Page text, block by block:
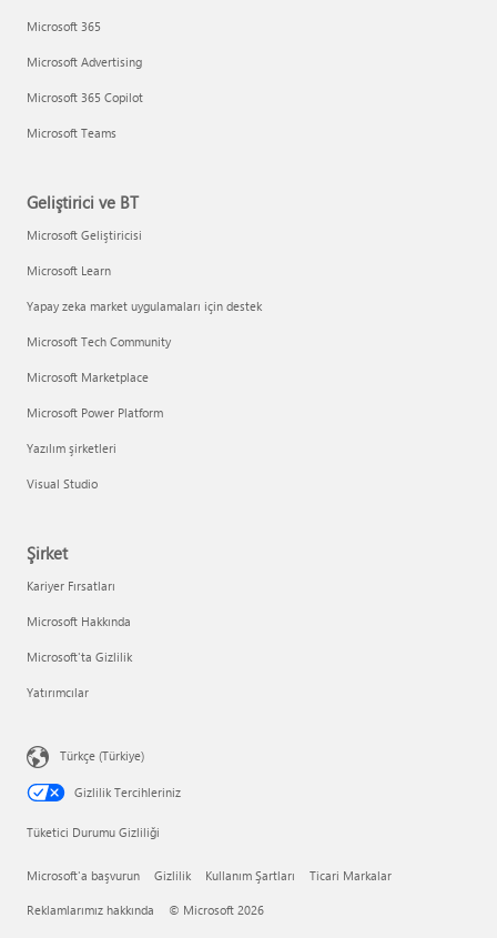
Microsoft 365
Microsoft Advertising
Microsoft 365 Copilot
Microsoft Teams
Geliştirici ve BT
Microsoft Geliştiricisi
Microsoft Learn
Yapay zeka market uygulamaları için destek
Microsoft Tech Community
Microsoft Marketplace
Microsoft Power Platform
Yazılım şirketleri
Visual Studio
Şirket
Kariyer Fırsatları
Microsoft Hakkında
Microsoft'ta Gizlilik
Yatırımcılar
Türkçe (Türkiye)
Gizlilik Tercihleriniz
Tüketici Durumu Gizliliği
Microsoft'a başvurun Gizlilik Kullanım Şartları Ticari Markalar
Reklamlarımız hakkında © Microsoft 2026